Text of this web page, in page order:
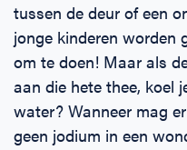
tussen de deur of een
jonge kinderen worden
om te doen! Maar als
aan die hete thee, koel
water? Wanneer mag
geen jodium in een